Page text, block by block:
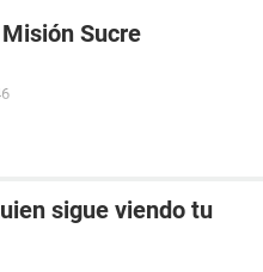
Sucre
sigue viendo tu